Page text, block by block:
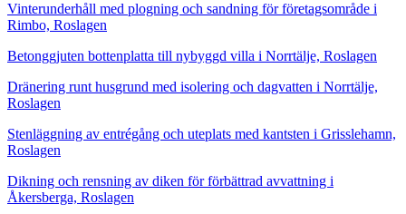
Vinterunderhåll med plogning och sandning för företagsområde i
Rimbo, Roslagen
Betonggjuten bottenplatta till nybyggd villa i Norrtälje, Roslagen
Dränering runt husgrund med isolering och dagvatten i Norrtälje,
Roslagen
Stenläggning av entrégång och uteplats med kantsten i Grisslehamn,
Roslagen
Dikning och rensning av diken för förbättrad avvattning i
Åkersberga, Roslagen